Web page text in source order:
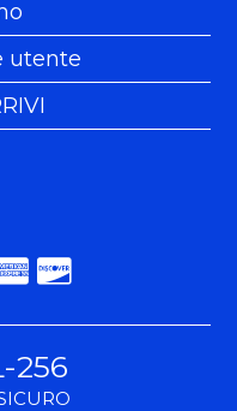
utente
256